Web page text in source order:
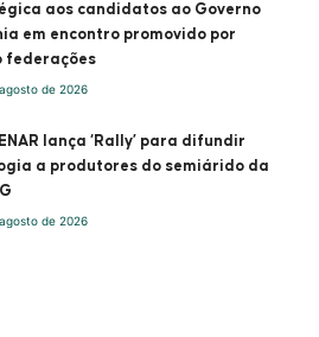
aos candidatos ao Governo
em encontro promovido por
federações
de 2026
lança ‘Rally’ para difundir
a produtores do semiárido da
de 2026